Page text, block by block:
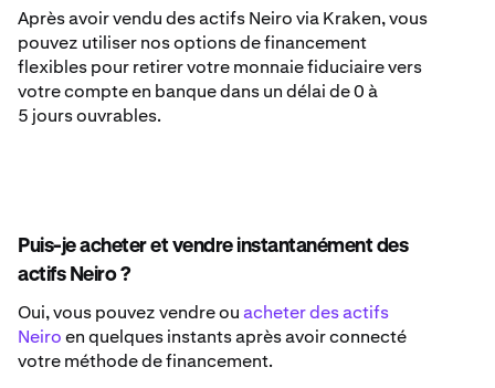
Après avoir vendu des actifs Neiro via Kraken, vous
pouvez utiliser nos options de financement
flexibles pour retirer votre monnaie fiduciaire vers
votre compte en banque dans un délai de 0 à
5 jours ouvrables.
Puis-je acheter et vendre instantanément des
actifs Neiro ?
Oui, vous pouvez vendre ouacheter des actifs
Neiroen quelques instants après avoir connecté
votre méthode de financement.